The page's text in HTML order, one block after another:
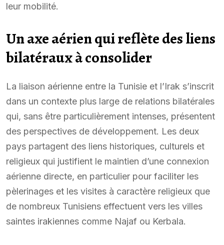
leur mobilité.
Un axe aérien qui reflète des liens
bilatéraux à consolider
La liaison aérienne entre la Tunisie et l’Irak s’inscrit
dans un contexte plus large de relations bilatérales
qui, sans être particulièrement intenses, présentent
des perspectives de développement. Les deux
pays partagent des liens historiques, culturels et
religieux qui justifient le maintien d’une connexion
aérienne directe, en particulier pour faciliter les
pèlerinages et les visites à caractère religieux que
de nombreux Tunisiens effectuent vers les villes
saintes irakiennes comme Najaf ou Kerbala.